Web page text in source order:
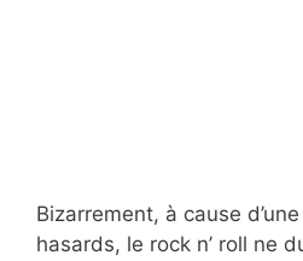
Bizarrement, à cause
hasards, le rock n’ roll ne